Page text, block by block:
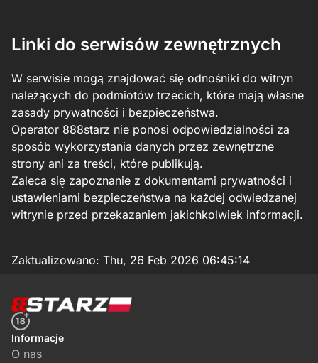
Linki do serwisów zewnętrznych
W serwisie mogą znajdować się odnośniki do witryn
należących do podmiotów trzecich, które mają własne
zasady prywatności i bezpieczeństwa.
Operator 888starz nie ponosi odpowiedzialności za
sposób wykorzystania danych przez zewnętrzne
strony ani za treści, które publikują.
Zaleca się zapoznanie z dokumentami prywatności i
ustawieniami bezpieczeństwa na każdej odwiedzanej
witrynie przed przekazaniem jakichkolwiek informacji.
Zaktualizowano: Thu, 26 Feb 2026 06:45:14
Informacje
O nas